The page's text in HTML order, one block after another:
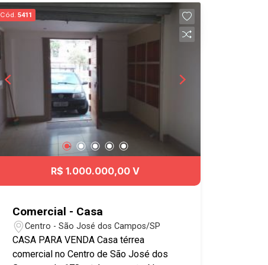
com grades: 2 salas amplas com 1
escritório: Copa, cozinha ampla com
armarios embutidos ,piso em ardósia :
Lavanderia: Banheiro social amplo com
banheira de hidro massagem ,jacuzzi
com aquecedor, piso em ardósia no seu
interior: Quintal Amplo nos fundos com
varanda, churrasqueira, uma parte
gramada, 1 edícula com área de serviço
coberta, 1 quarto amplo: Garagem
coberta para 2 carros com portão
bancário/FGTS. Obs.: Aceita permuta
Possui dupla voltagem:110/220V.
Localização privilegiada, no centro de
São José dos Campos, próximo de
muitos comércios e serviços,
Cód. 5411
R$ 1.000.000,00 V
Comercial - Casa
Centro - São José dos Campos/SP
CASA PARA VENDA Casa térrea
comercial no Centro de São José dos